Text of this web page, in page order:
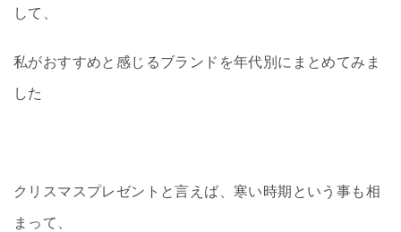
して、
私がおすすめと感じるブランドを年代別にまとめてみま
した
クリスマスプレゼントと言えば、寒い時期という事も相
まって、